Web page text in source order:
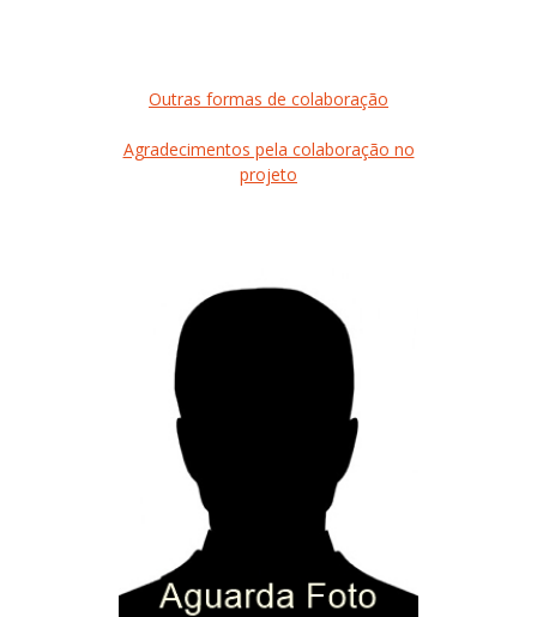
Outras formas de colaboração
Agradecimentos pela colaboração no
projeto